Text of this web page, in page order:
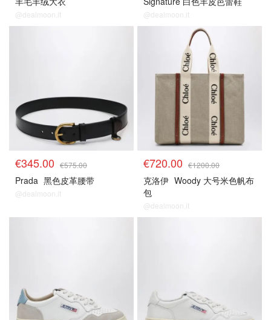
@dealmoon.it @dealmoon.it
€345.00 €575.00
Prada 黑色皮革腰带
@dealmoon.it
€720.00 €1200.00
克洛伊 Woody 大号米色帆布
包
@dealmoon.it